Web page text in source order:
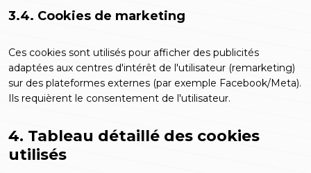
3.4. Cookies de marketing
Ces cookies sont utilisés pour afficher des publicités
adaptées aux centres d'intérêt de l'utilisateur (remarketing)
sur des plateformes externes (par exemple Facebook/Meta).
Ils requièrent le consentement de l'utilisateur.
4. Tableau détaillé des cookies
utilisés